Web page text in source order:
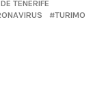
TENERIFE
TURIMO